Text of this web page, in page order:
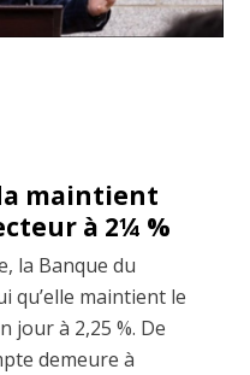
maintient
à 2¼ %
la Banque du
qu’elle maintient le
jour à 2,25 %. De
demeure à